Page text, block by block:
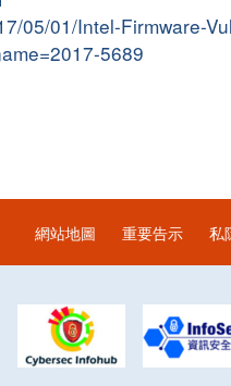
05/01/Intel-Firmware-
5689
網站地圖 重要告示 私